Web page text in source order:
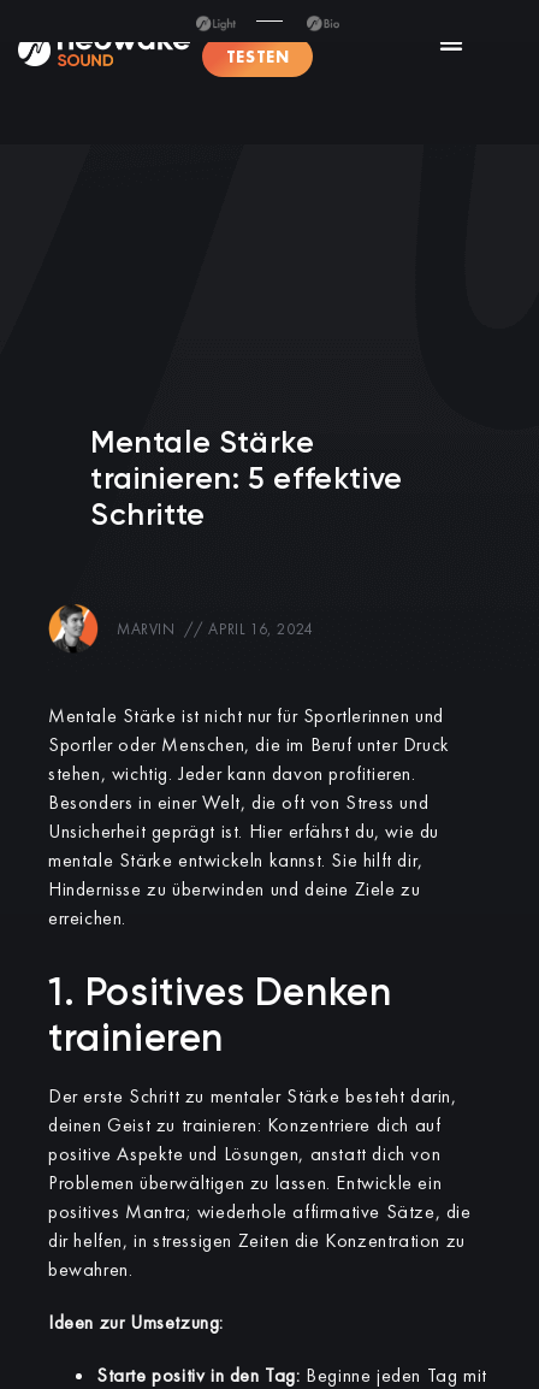
TESTEN
Mentale Stärke
trainieren: 5 effektive
Schritte
MARVIN // APRIL 16, 2024
Mentale Stärke ist nicht nur für Sportlerinnen und
Sportler oder Menschen, die im Beruf unter Druck
stehen, wichtig. Jeder kann davon profitieren.
Besonders in einer Welt, die oft von Stress und
Unsicherheit geprägt ist. Hier erfährst du, wie du
mentale Stärke entwickeln kannst. Sie hilft dir,
Hindernisse zu überwinden und deine Ziele zu
erreichen.
1. Positives Denken
trainieren
Der erste Schritt zu mentaler Stärke besteht darin,
deinen Geist zu trainieren: Konzentriere dich auf
positive Aspekte und Lösungen, anstatt dich von
Problemen überwältigen zu lassen. Entwickle ein
positives Mantra; wiederhole affirmative Sätze, die
dir helfen, in stressigen Zeiten die Konzentration zu
bewahren.
Ideen zur Umsetzung:
Starte positiv in den Tag: Beginne jeden Tag mit